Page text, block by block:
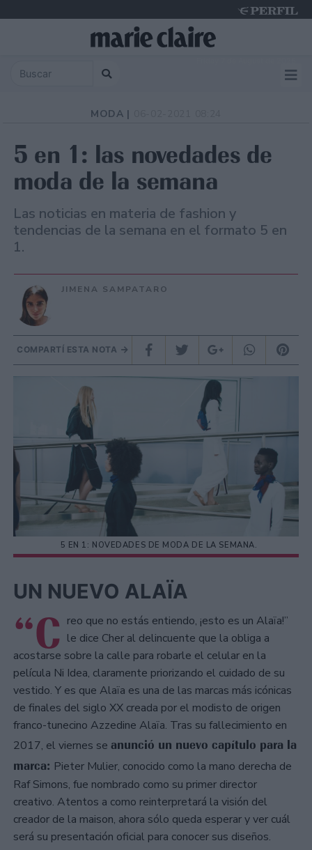
MODA |
5 en 1: las novedades de
moda de la semana
Las noticias en materia de fashion y
tendencias de la semana en el formato 5 en
1.
JIMENA SAMPATARO
COMPARTÍ ESTA NOTA
5 EN 1: NOVEDADES DE MODA DE LA SEMANA.
UN NUEVO ALAÏA
“C reo que no estás entiendo, ¡esto es un Alaïa!”
le dice Cher al delincuente que la obliga a
acostarse sobre la calle para robarle el celular en la
película Ni Idea, claramente priorizando el cuidado de su
vestido. Y es que Alaïa es una de las marcas más icónicas
de finales del siglo XX creada por el modisto de origen
franco-tunecino Azzedine Alaïa. Tras su fallecimiento en
2017, el viernes se anunció un nuevo capítulo para la
marca: Pieter Mulier, conocido como la mano derecha de
Raf Simons, fue nombrado como su primer director
creativo. Atentos a como reinterpretará la visión del
creador de la maison, ahora sólo queda esperar y ver cuál
será su presentación oficial para conocer sus diseños.